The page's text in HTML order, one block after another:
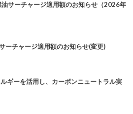
サーチャージ適用額のお知らせ（2026年
チャージ適用額のお知らせ(変更)
ギーを活用し、カーボンニュートラル実